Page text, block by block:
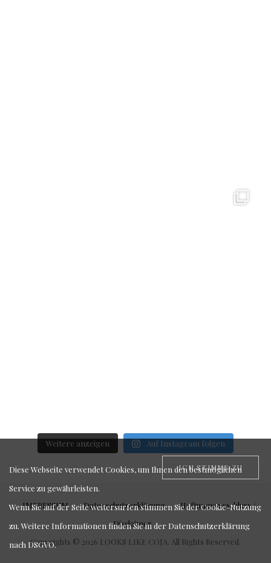
Weitere anzeigen Auf Instagram folgen
IMPRESSUM Datenschutzerklärung
Haftungsausschluss /
Disclaimer
Copyrights © 2026 LOOKS LIKE COJA. All Rights Reserved.
ICH STIMME ZU
Diese Webseite verwendet Cookies, um Ihnen den bestmöglichen
Service zu gewährleisten.
Wenn Sie auf der Seite weitersurfen stimmen Sie der Cookie-Nutzung
zu. Weitere Informationen finden Sie in der Datenschutzerklärung
nach DSGVO.